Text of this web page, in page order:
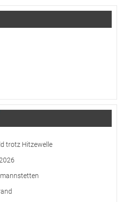
trotz Hitzewelle